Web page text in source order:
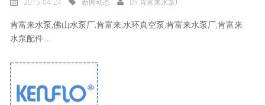
肯富来水泵,佛山水泵厂,肯富来,水环真空泵,肯富来水泵厂,肯富来
水泵配件...